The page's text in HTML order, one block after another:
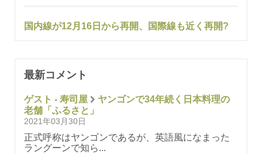
国内線が12月16日から再開、国際線も近く再開?
最新コメント
ゲスト - 寿司屋
ヤンゴンで34年続く日本料理の
老舗「ふるさと」
2021年03月30日
正式呼称はヤンゴンであるが、英語風になまった
ラングーンで知ら...